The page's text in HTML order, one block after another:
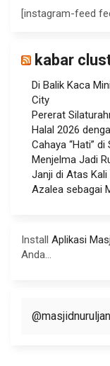
[instagram-feed
kabar
Di Balik Kaca
City
Pererat
Halal 2026
Cahaya “Hati”
Menjelma Jadi
Janji di Atas Kali
Azalea sebagai
Install Aplikasi
Anda...